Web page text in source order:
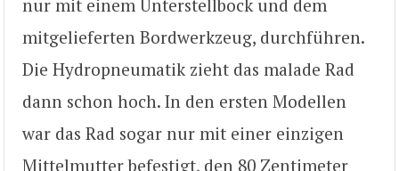
nur mit einem Unterstellbock und dem
mitgelieferten Bordwerkzeug, durchführen.
Die Hydropneumatik zieht das malade Rad
dann schon hoch. In den ersten Modellen
war das Rad sogar nur mit einer einzigen
Mittelmutter befestigt, den 80 Zentimeter